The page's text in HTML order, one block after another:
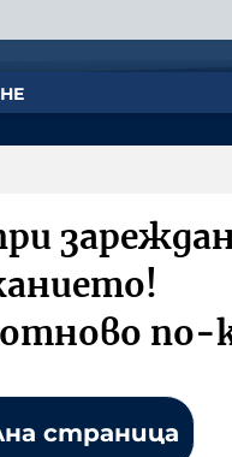
по-
страница